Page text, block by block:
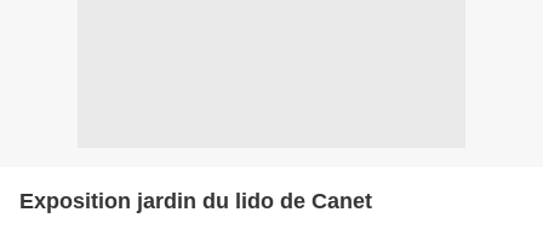
Exposition jardin du lido de Canet